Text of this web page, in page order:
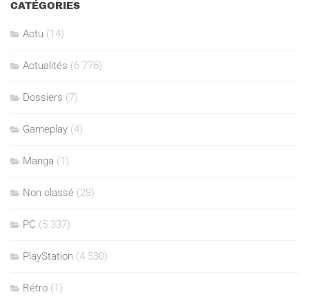
CATÉGORIES
Actu (14)
Actualités (6 776)
Dossiers (7)
Gameplay (4)
Manga (1)
Non classé (28)
PC (5 337)
PlayStation (4 530)
Rétro (1)